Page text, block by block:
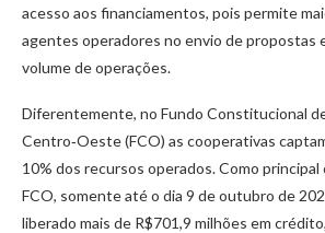
acesso aos financiamentos, pois permite
agentes operadores no envio de propostas
volume de operações.
Diferentemente, no Fundo Constitucional
Centro‑Oeste (FCO) as cooperativas
10% dos recursos operados. Como
FCO, somente até o dia 9 de outubro de
liberado mais de R$701,9 milhões em